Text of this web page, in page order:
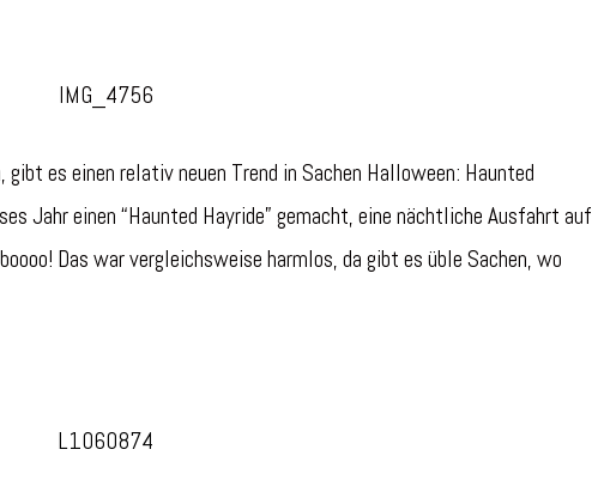
es einen relativ neuen Trend in Sachen Halloween: Haunted
Jahr einen “Haunted Hayride” gemacht, eine nächtliche Ausfahrt auf
Das war vergleichsweise harmlos, da gibt es üble Sachen, wo